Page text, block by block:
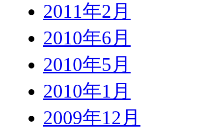
2011年2月
2010年6月
2010年5月
2010年1月
2009年12月